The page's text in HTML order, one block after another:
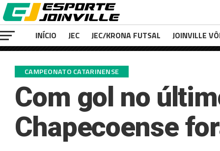
INÍCIO JEC JEC/KRONA FUTSAL JOINVILLE
CAMPEONATO CATARINENSE
Com gol no
Chapecoense